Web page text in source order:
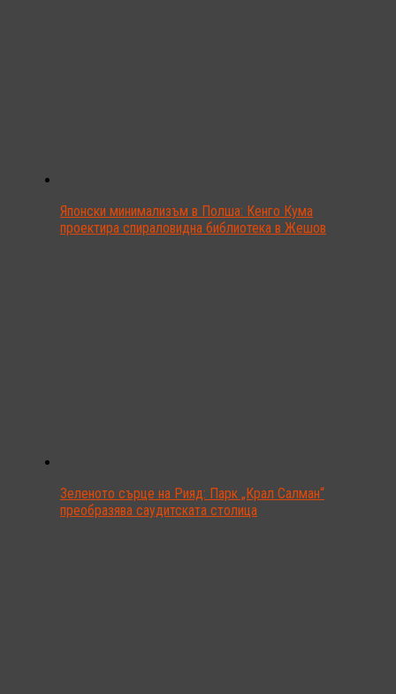
Японски минимализъм в Полша: Кенго Кума
проектира спираловидна библиотека в Жешов
Зеленото сърце на Рияд: Парк „Крал Салман“
преобразява саудитската столица